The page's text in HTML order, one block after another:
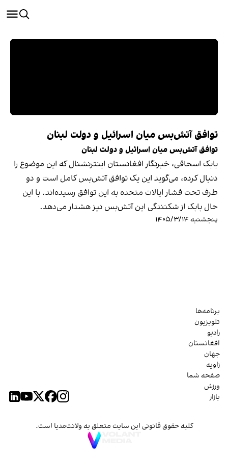
توافق آتش‌بس میان اسرائیل و دولت لبنان
توافق آتش‌بس میان اسرائیل و دولت لبنان
بابک اسحاقی، خبرنگار افغانستان اینترنشنال که این موضوع را
دنبال کرده، می‌گوید این یک توافق آتش‌بس کامل است و دو
طرف تحت فشار ایالات متحده به این توافق رسیده‌اند. با این
حال بابک از شکنندگی این آتش‌بس نیز هشدار می‌دهد.
پنجشنبه ۱۴۰۵/۳/۱۴
برنامه‌ها
تلویزیون
رادیو
افغانستان
جهان
زاویه
صفحه شما
ورزش
بازار
کلیه حقوق قانونی این سایت متعلق به ولانت‌مدیا است.